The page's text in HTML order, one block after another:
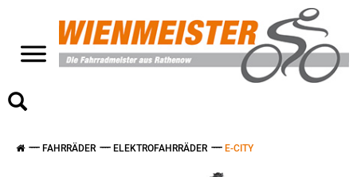
FAHRRÄDER ELEKTROFAHRRÄDER E-CITY